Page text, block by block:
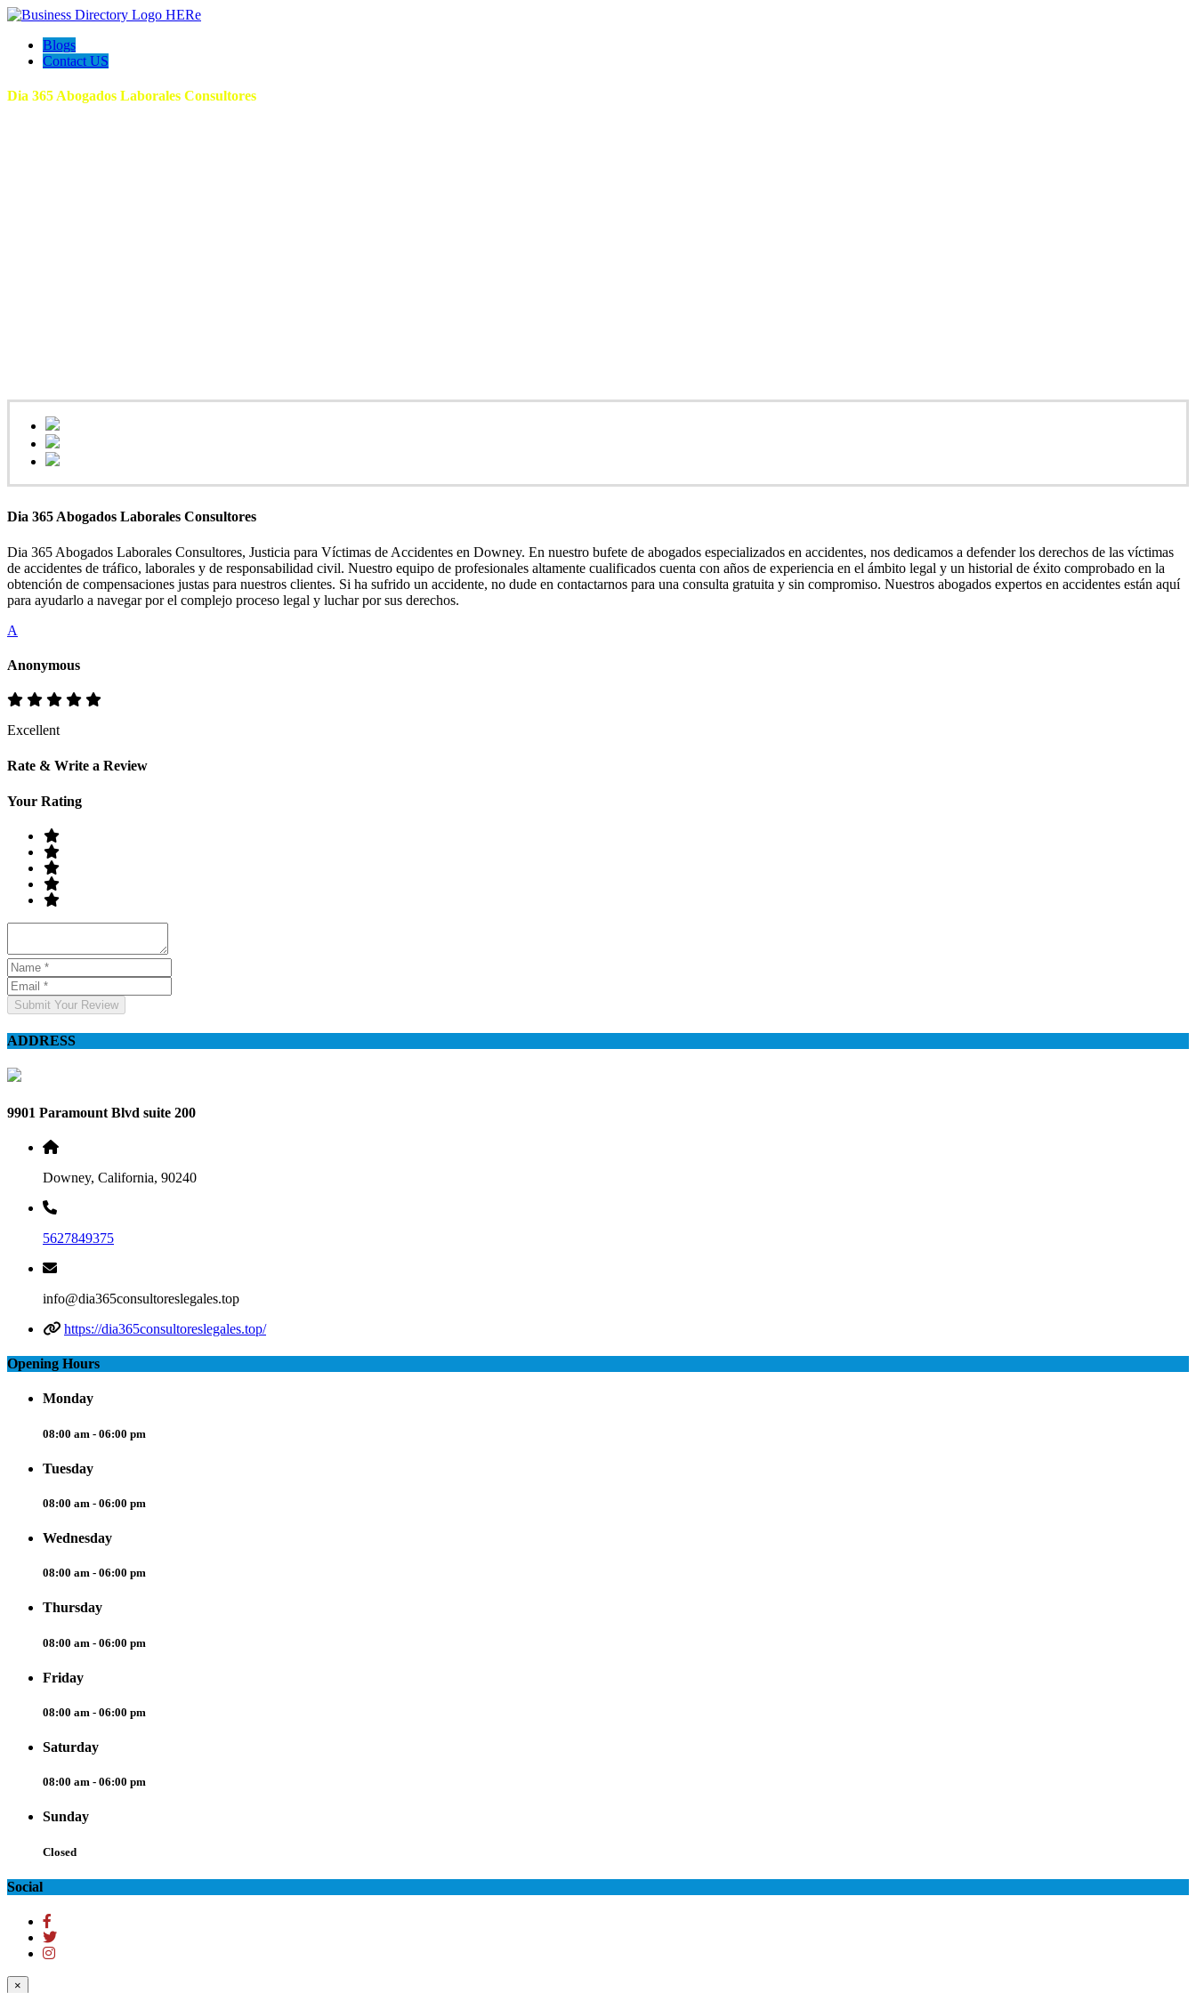
Blogs
Contact US
Dia 365 Abogados Laborales Consultores
Dia 365 Abogados Laborales Consultores
Dia 365 Abogados Laborales Consultores, Justicia para Víctimas de Accidentes en Downey. En nuestro bufete de abogados especializados en accidentes, nos dedicamos a defender los derechos de las víctimas
de accidentes de tráfico, laborales y de responsabilidad civil. Nuestro equipo de profesionales altamente cualificados cuenta con años de experiencia en el ámbito legal y un historial de éxito comprobado en la
obtención de compensaciones justas para nuestros clientes. Si ha sufrido un accidente, no dude en contactarnos para una consulta gratuita y sin compromiso. Nuestros abogados expertos en accidentes están aquí
para ayudarlo a navegar por el complejo proceso legal y luchar por sus derechos.
A
Anonymous
Excellent
Rate & Write a Review
Your Rating
Submit Your Review
ADDRESS
9901 Paramount Blvd suite 200
Downey, California, 90240
5627849375
info@dia365consultoreslegales.top
https://dia365consultoreslegales.top/
Opening Hours
Monday
08:00 am - 06:00 pm
Tuesday
08:00 am - 06:00 pm
Wednesday
08:00 am - 06:00 pm
Thursday
08:00 am - 06:00 pm
Friday
08:00 am - 06:00 pm
Saturday
08:00 am - 06:00 pm
Sunday
Closed
Social
×